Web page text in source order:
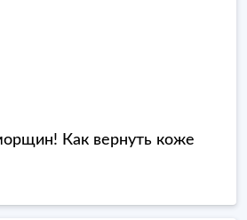
Как вернуть коже